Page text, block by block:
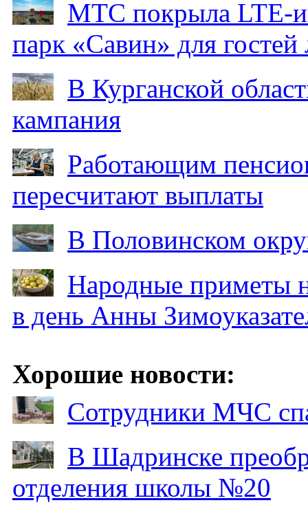
МТС покрыла LTE-
парк «Савин» для гостей
В Курганской
кампания
Работающим
пересчитают выплаты
В Половинском
Народные приметы
в день Анны
Хорошие новости:
Сотрудники МЧС
В Шадринске
отделения школы №20